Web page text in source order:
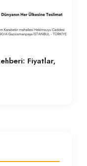
Fiyatlar,